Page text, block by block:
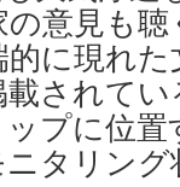
意見も
に現れ
されてい
プに位
タリン